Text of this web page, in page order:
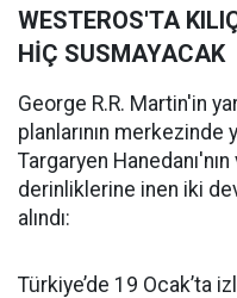
WESTEROS'TA
HİÇ SUSMAYACAK
George R.R. Martin'in
planlarının
Targaryen
derinliklerine inen iki
alındı:
Türkiye’de 19 Ocak’ta